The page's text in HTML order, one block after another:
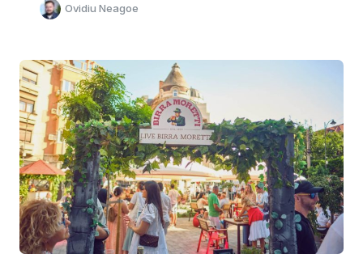
Ovidiu Neagoe